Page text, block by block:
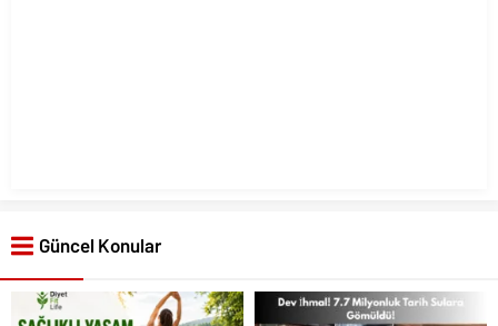
Güncel Konular